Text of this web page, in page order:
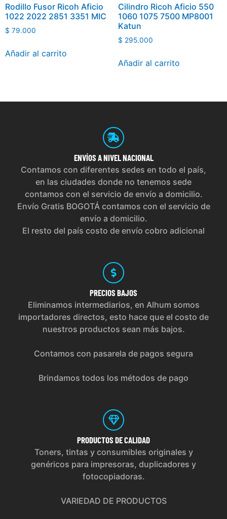
Rodillo Fusor Ricoh Aficio
1022 2022 2851 3351 MIC
$ 79.000
Añadir al carrito
Cilindro Ricoh Aficio 550
1060 1075 7500 MP8001
Katun
$ 295.000
Añadir al carrito
ENVÍOS A NIVEL NACIONAL
Contamos con diferentes sedes en todo el país,
en las ciudades donde no tenemos sede
contamos con el servicio de envío a domicilio.
Envío Gratis BOGOTÁ contamos con el servicio de
envío a domicilio.
El resto del país costo de envío cobro adicional
PRECIOS BAJOS
Eliminamos intermediarios, en Alhum somos
importadores directos, esto hace que el costo de
nuestros productos sean más bajos.
Contamos con pasarela de pagos segura
Brindamos todos los métodos de pago
PRODUCTOS DE CALIDAD
Toners, tintas y consumibles originales y
genéricos para impresoras, duplicadores y
fotocopiadoras.
VARIEDAD DE PRODUCTOS